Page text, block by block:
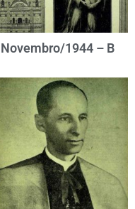
Novembro/1944 – B